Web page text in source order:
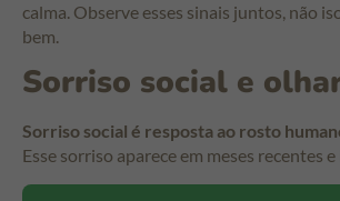
calma. Observe esses sinais juntos, não
bem.
Sorriso social e
Sorriso social é resposta ao rosto
Esse sorriso aparece em meses recentes